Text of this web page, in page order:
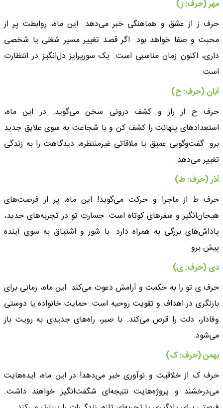
مهر (حرف: ز)
حرف ز از عشق و هماهنگی خبر می‌دهد. این ماه، روابطت پر از
محبت و صفا خواهد بود. اگر قصد تغییر مسیر شغلی یا شخصی
داری، اکنون زمان مناسبی است. یک سورپرایز دل‌انگیز در انتظارت
است.
آبان (حرف: ح)
حرف ح از راز و کشف درونی سخن می‌گوید. در این ماه،
استعدادهای پنهانت را کشف کن و با شجاعت به سوی علایق جدید
برو. گفت‌وگویی عمیق یا ملاقاتی غیرمنتظره، دیدگاهت را به زندگی
تغییر می‌دهد.
آذر (حرف: ط)
حرف ط از ماجرا و حرکت می‌گوید! این ماه، پر از فرصت‌های
هیجان‌انگیز و سفرهای کوتاه است. جسارت تو در تجربه‌های جدید،
پاداش‌های بزرگی به همراه دارد. با شور و اشتیاق به سوی آینده
پیش برو.
دی (حرف: ی)
حرف ی تو را به حکمت و آرامش دعوت می‌کند. این ماه، زمانی برای
بازنگری در اهداف و تقویت روحیه است. حمایت خانواده یا دوستی
وفادار، دلت را قرص می‌کند. با صبر، راه‌های جدیدی به رویت باز
می‌شود.
بهمن (حرف: ک)
حرف ک از خلاقیت و نوآوری خبر می‌دهد! در این ماه، ایده‌هایت
می‌درخشند و پروژه‌هایت نتیجه‌ای شگفت‌انگیز خواهند داشت.